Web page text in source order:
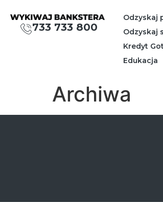
733 733 800
Odzyskaj
Odzyskaj
Kredyt
Edukacja
Archiwa